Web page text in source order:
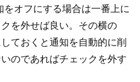
オフにする場合は一番上に
を外せば良い。その横の
ておくと通知を自動的に削
のであればチェックを外す